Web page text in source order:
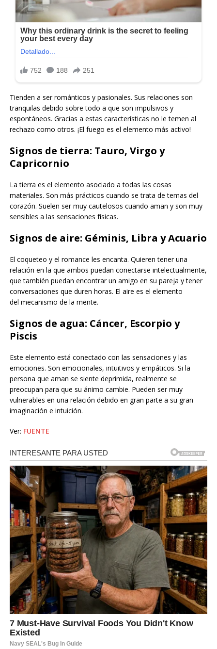
Tienden a ser románticos y pasionales. Sus relaciones son
tranquilas debido sobre todo a que son impulsivos y
espontáneos. Gracias a estas características no le temen al
rechazo como otros. ¡El fuego es el elemento más activo!
Signos de tierra: Tauro, Virgo y
Capricornio
La tierra es el elemento asociado a todas las cosas
materiales. Son más prácticos cuando se trata de temas del
corazón. Suelen ser muy cautelosos cuando aman y son muy
sensibles a las sensaciones físicas.
Signos de aire: Géminis, Libra y Acuario
El coqueteo y el romance les encanta. Quieren tener una
relación en la que ambos puedan conectarse intelectualmente,
que también puedan encontrar un amigo en su pareja y tener
conversaciones que duren horas. El aire es el elemento
del mecanismo de la mente.
Signos de agua: Cáncer, Escorpio y
Piscis
Este elemento está conectado con las sensaciones y las
emociones. Son emocionales, intuitivos y empáticos. Si la
persona que aman se siente deprimida, realmente se
preocupan para que su ánimo cambie. Pueden ser muy
vulnerables en una relación debido en gran parte a su gran
imaginación e intuición.
Ver: FUENTE